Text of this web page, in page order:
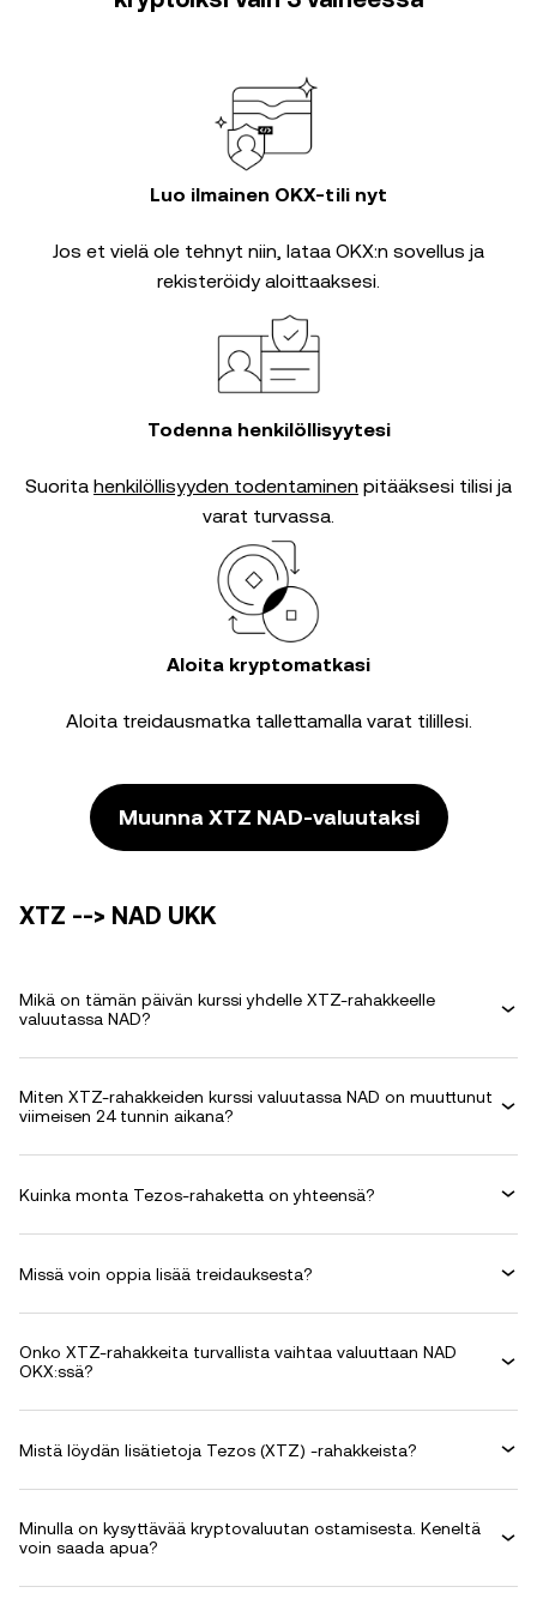
Luo ilmainen OKX-tili nyt
Jos et vielä ole tehnyt niin, lataa OKX:n sovellus ja
rekisteröidy aloittaaksesi.
Todenna henkilöllisyytesi
Suorita henkilöllisyyden todentaminen pitääksesi tilisi ja
varat turvassa.
Aloita kryptomatkasi
Aloita treidausmatka tallettamalla varat tilillesi.
Muunna XTZ NAD-valuutaksi
XTZ --> NAD UKK
Mikä on tämän päivän kurssi yhdelle XTZ-rahakkeelle
valuutassa NAD?
Miten XTZ-rahakkeiden kurssi valuutassa NAD on muuttunut
viimeisen 24 tunnin aikana?
Kuinka monta Tezos-rahaketta on yhteensä?
Missä voin oppia lisää treidauksesta?
Onko XTZ-rahakkeita turvallista vaihtaa valuuttaan NAD
OKX:ssä?
Mistä löydän lisätietoja Tezos (XTZ) -rahakkeista?
Minulla on kysyttävää kryptovaluutan ostamisesta. Keneltä
voin saada apua?